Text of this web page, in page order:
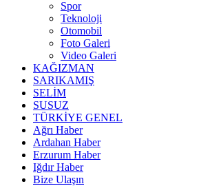
Spor
Teknoloji
Otomobil
Foto Galeri
Video Galeri
KAĞIZMAN
SARIKAMIŞ
SELİM
SUSUZ
TÜRKİYE GENEL
Ağrı Haber
Ardahan Haber
Erzurum Haber
Iğdır Haber
Bize Ulaşın